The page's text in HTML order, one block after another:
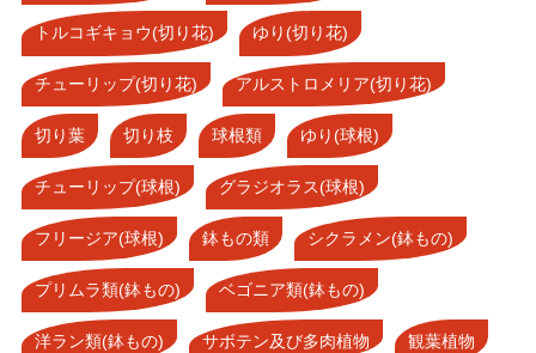
トルコギキョウ(切り花) ゆり(切り花)
チューリップ(切り花) アルストロメリア(切り花)
切り葉 切り枝 球根類 ゆり(球根)
チューリップ(球根) グラジオラス(球根)
フリージア(球根) 鉢もの類 シクラメン(鉢もの)
プリムラ類(鉢もの) ベゴニア類(鉢もの)
洋ラン類(鉢もの) サボテン及び多肉植物 観葉植物